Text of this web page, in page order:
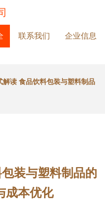
联系我们 企业信息
解读 食品饮料包装与塑料制品
装与塑料制品的
成本优化